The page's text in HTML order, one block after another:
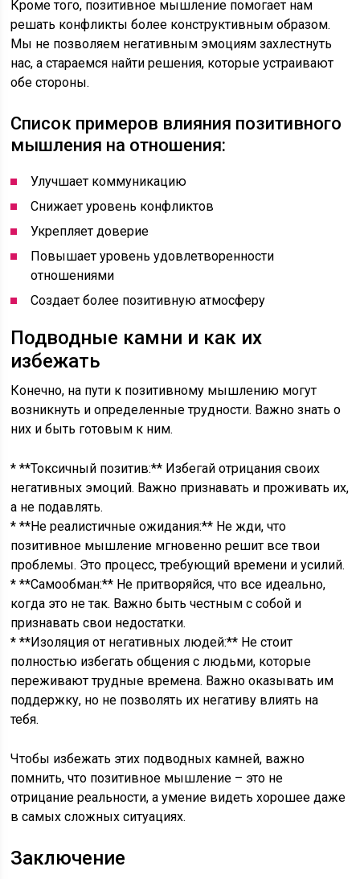
Кроме того, позитивное мышление помогает нам
решать конфликты более конструктивным образом.
Мы не позволяем негативным эмоциям захлестнуть
нас, а стараемся найти решения, которые устраивают
обе стороны.
Список примеров влияния позитивного
мышления на отношения:
Улучшает коммуникацию
Снижает уровень конфликтов
Укрепляет доверие
Повышает уровень удовлетворенности
отношениями
Создает более позитивную атмосферу
Подводные камни и как их
избежать
Конечно, на пути к позитивному мышлению могут
возникнуть и определенные трудности. Важно знать о
них и быть готовым к ним.
* **Токсичный позитив:** Избегай отрицания своих
негативных эмоций. Важно признавать и проживать их,
а не подавлять.
* **Не реалистичные ожидания:** Не жди, что
позитивное мышление мгновенно решит все твои
проблемы. Это процесс, требующий времени и усилий.
* **Самообман:** Не притворяйся, что все идеально,
когда это не так. Важно быть честным с собой и
признавать свои недостатки.
* **Изоляция от негативных людей:** Не стоит
полностью избегать общения с людьми, которые
переживают трудные времена. Важно оказывать им
поддержку, но не позволять их негативу влиять на
тебя.
Чтобы избежать этих подводных камней, важно
помнить, что позитивное мышление – это не
отрицание реальности, а умение видеть хорошее даже
в самых сложных ситуациях.
Заключение